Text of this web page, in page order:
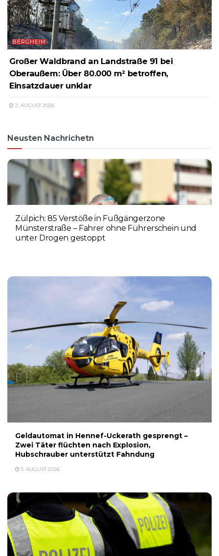
BERGHEIM
Großer Waldbrand an Landstraße 91 bei
Oberaußem: Über 80.000 m² betroffen,
Einsatzdauer unklar
2. AUGUST 2026
Neusten Nachrichetn
Zülpich: 85 Verstöße in Fußgängerzone
Münsterstraße – Fahrer ohne Führerschein und
unter Drogen gestoppt
Geldautomat in Hennef-Uckerath gesprengt –
Zwei Täter flüchten nach Explosion,
Hubschrauber unterstützt Fahndung
5. AUGUST 2026